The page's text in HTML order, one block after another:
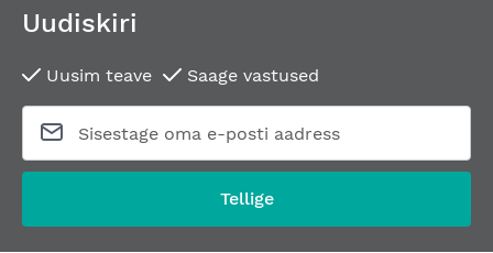
Uudiskiri
Uusim teave Saage vastused
Tellige